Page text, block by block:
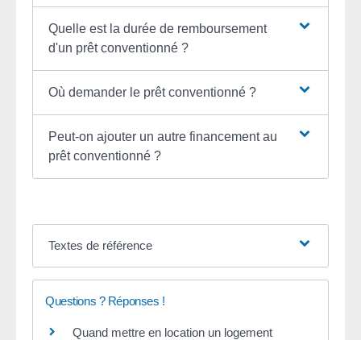
Quelle est la durée de remboursement
d'un prêt conventionné ?
Où demander le prêt conventionné ?
Peut-on ajouter un autre financement au
prêt conventionné ?
Textes de référence
Questions ? Réponses !
Quand mettre en location un logement